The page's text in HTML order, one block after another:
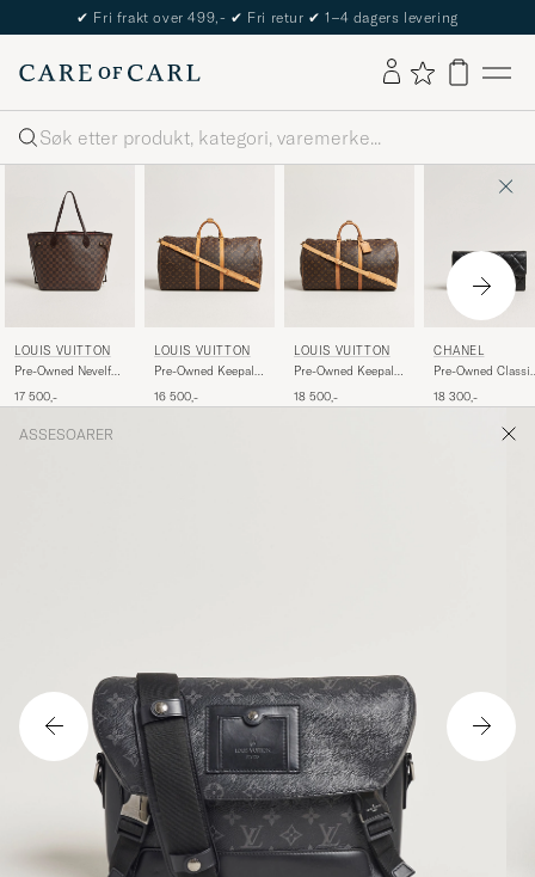
✔ Fri frakt over 499,- ✔ Fri retur ✔ 1–4 dagers levering
Søk
LOUIS VUITTON
Pre-Owned Nevelfull
17 500,-
LOUIS VUITTON
Pre-Owned Keepall
Monogram
16 500,-
LOUIS VUITTON
Pre-Owned Keepall
Monogram
18 500,-
CHANEL
Pre-Owned Classic
Caviar Leather
18 300,-
ASSESOARER